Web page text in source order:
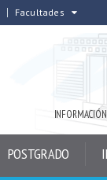
Facultades
POSTGRADO